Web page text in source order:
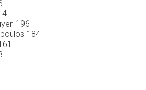
196
184